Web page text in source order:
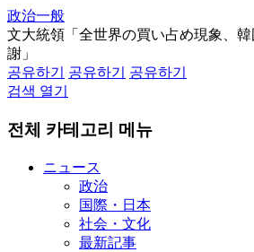
政治一般
文大統領「全世界の買い占め現象、
謝」
공유하기
공유하기
공유하기
검색 열기
전체 카테고리 메뉴
ニュース
政治
国際・日本
社会・文化
最新記事